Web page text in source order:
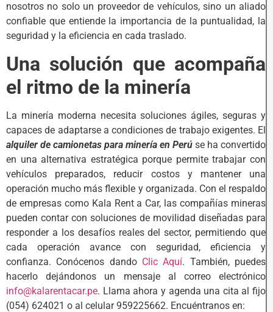
nosotros no solo un proveedor de vehículos, sino un aliado
confiable que entiende la importancia de la puntualidad, la
seguridad y la eficiencia en cada traslado.
Una solución que acompaña
el ritmo de la minería
La minería moderna necesita soluciones ágiles, seguras y
capaces de adaptarse a condiciones de trabajo exigentes. El
alquiler de camionetas para minería en Perú se ha convertido
en una alternativa estratégica porque permite trabajar con
vehículos preparados, reducir costos y mantener una
operación mucho más flexible y organizada. Con el respaldo
de empresas como Kala Rent a Car, las compañías mineras
pueden contar con soluciones de movilidad diseñadas para
responder a los desafíos reales del sector, permitiendo que
cada operación avance con seguridad, eficiencia y
confianza. Conócenos dando Clic Aquí. También, puedes
hacerlo dejándonos un mensaje al correo electrónico
info@kalarentacar.pe. Llama ahora y agenda una cita al fijo
(054) 624021 o al celular 959225662. Encuéntranos en: